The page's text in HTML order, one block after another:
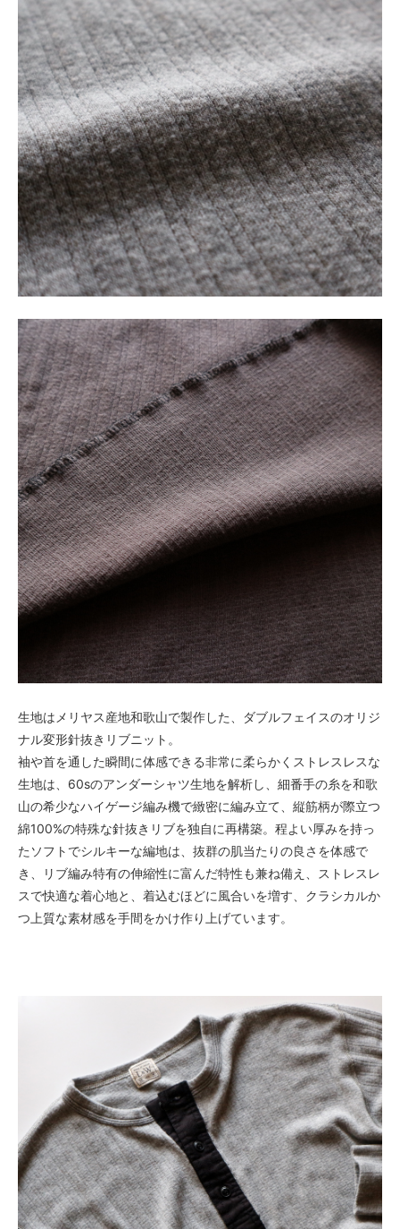
生地はメリヤス産地和歌山で製作した、ダブルフェイスのオリジ
ナル変形針抜きリブニット。
袖や首を通した瞬間に体感できる非常に柔らかくストレスレスな
生地は、60sのアンダーシャツ生地を解析し、細番手の糸を和歌
山の希少なハイゲージ編み機で緻密に編み立て、縦筋柄が際立つ
綿100%の特殊な針抜きリブを独自に再構築。程よい厚みを持っ
たソフトでシルキーな編地は、抜群の肌当たりの良さを体感で
き、リブ編み特有の伸縮性に富んだ特性も兼ね備え、ストレスレ
スで快適な着心地と、着込むほどに風合いを増す、クラシカルか
つ上質な素材感を手間をかけ作り上げています。